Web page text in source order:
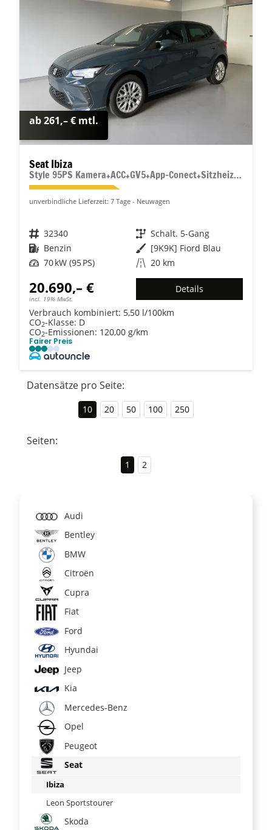
ab 261,– € mtl.
Seat Ibiza
Style 95PS Kamera+ACC+GV5+App-Conect+Sitzheizung+ParkPilot hinten
unverbindliche Lieferzeit: 7 Tage Neuwagen
Fahrzeugnr. 32340 Getriebe Schalt. 5-Gang
Kraftstoff Benzin Außenfarbe [9K9K] Fiord Blau
Leistung 70 kW (95 PS) Kilometerstand 20 km
20.690,– €
incl. 19% MwSt.
Details
Verbrauch kombiniert: 5,50 l/100km
CO2-Klasse: D
CO2-Emissionen: 120,00 g/km
Fairer Preis
Datensätze pro Seite:
10 20 50 100 250
Seiten:
1 2
Audi
Bentley
BMW
Citroën
Cupra
Fiat
Ford
Hyundai
Jeep
Kia
Mercedes-Benz
Opel
Peugeot
Seat
Ibiza
Leon Sportstourer
Skoda